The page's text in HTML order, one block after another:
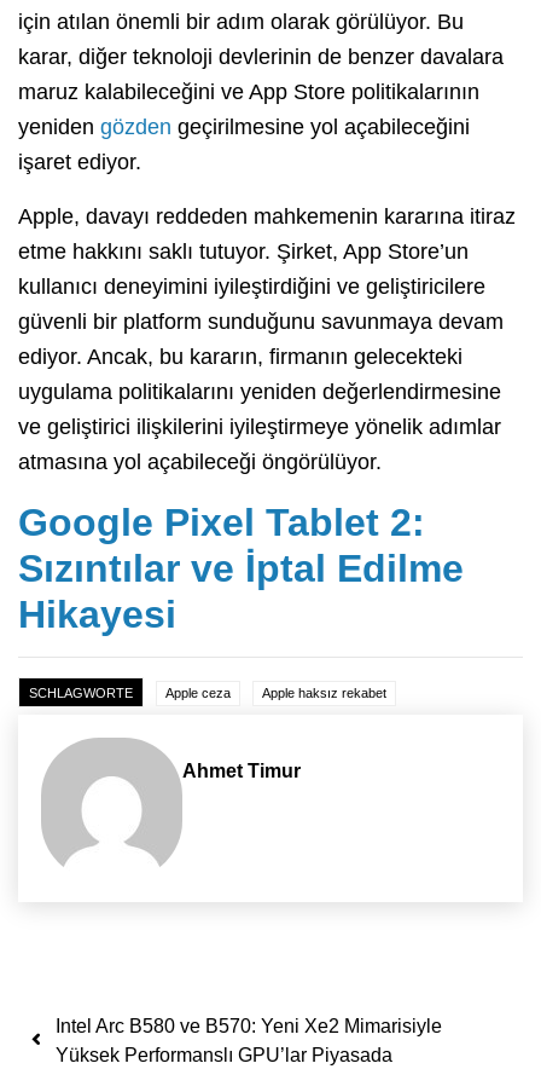
için atılan önemli bir adım olarak görülüyor. Bu
karar, diğer teknoloji devlerinin de benzer davalara
maruz kalabileceğini ve App Store politikalarının
yeniden gözden geçirilmesine yol açabileceğini
işaret ediyor.
Apple, davayı reddeden mahkemenin kararına itiraz
etme hakkını saklı tutuyor. Şirket, App Store’un
kullanıcı deneyimini iyileştirdiğini ve geliştiricilere
güvenli bir platform sunduğunu savunmaya devam
ediyor. Ancak, bu kararın, firmanın gelecekteki
uygulama politikalarını yeniden değerlendirmesine
ve geliştirici ilişkilerini iyileştirmeye yönelik adımlar
atmasına yol açabileceği öngörülüyor.
Google Pixel Tablet 2:
Sızıntılar ve İptal Edilme
Hikayesi
SCHLAGWORTE Apple ceza Apple haksız rekabet
Ahmet Timur
Yazı dolaşımı
Intel Arc B580 ve B570: Yeni Xe2 Mimarisiyle
Yüksek Performanslı GPU’lar Piyasada